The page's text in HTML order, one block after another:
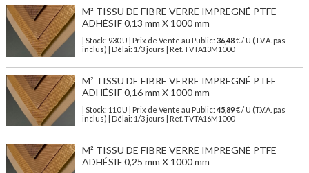
M² TISSU DE FIBRE VERRE IMPREGNÉ PTFE
ADHÉSIF 0,13 mm X 1000 mm
| Stock: 930 U | Prix de Vente au Public: 36,48€/ U (T.V.A. pas
inclus) | Délai: 1/3 jours | Ref. TVTA13M1000
M² TISSU DE FIBRE VERRE IMPREGNÉ PTFE
ADHÉSIF 0,16 mm X 1000 mm
| Stock: 110 U | Prix de Vente au Public: 45,89€/ U (T.V.A. pas
inclus) | Délai: 1/3 jours | Ref. TVTA16M1000
M² TISSU DE FIBRE VERRE IMPREGNÉ PTFE
ADHÉSIF 0,25 mm X 1000 mm